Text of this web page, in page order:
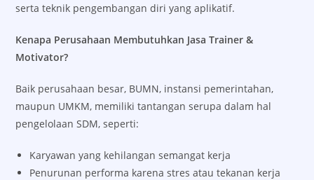
serta teknik pengembangan diri yang aplikatif.
Kenapa Perusahaan Membutuhkan Jasa Trainer &
Motivator?
Baik perusahaan besar, BUMN, instansi pemerintahan,
maupun UMKM, memiliki tantangan serupa dalam hal
pengelolaan SDM, seperti:
Karyawan yang kehilangan semangat kerja
Penurunan performa karena stres atau tekanan kerja